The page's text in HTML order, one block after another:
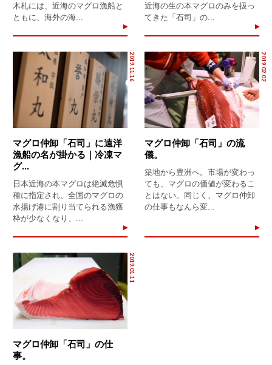
木札には、近海のマグロ漁船と
ともに、海外の海...
近海の生の本マグロのみを扱っ
てきた「石司」の...
2019.11.16
マグロ仲卸「石司」に遠洋
漁船の名が掛かる｜冷凍マ
グ...
日本近海の本マグロは絶滅危惧
種に指定され、全国のマグロの
水揚げ港に割り当てられる漁獲
枠が少なくなり、...
2019.02.02
マグロ仲卸「石司」の流
儀。
築地から豊洲へ。市場が変わっ
ても、マグロの価値が変わるこ
とはない。同じく、マグロ仲卸
の仕事もなんら変...
2019.01.11
マグロ仲卸「石司」の仕
事。